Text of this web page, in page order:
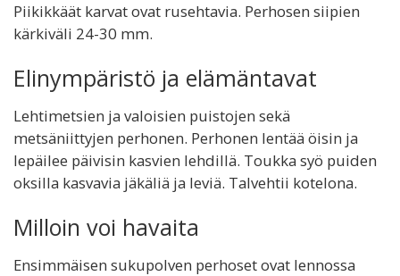
Piikikkäät karvat ovat rusehtavia. Perhosen siipien
kärkiväli 24-30 mm.
Elinympäristö ja elämäntavat
Lehtimetsien ja valoisien puistojen sekä
metsäniittyjen perhonen. Perhonen lentää öisin ja
lepäilee päivisin kasvien lehdillä. Toukka syö puiden
oksilla kasvavia jäkäliä ja leviä. Talvehtii kotelona.
Milloin voi havaita
Ensimmäisen sukupolven perhoset ovat lennossa